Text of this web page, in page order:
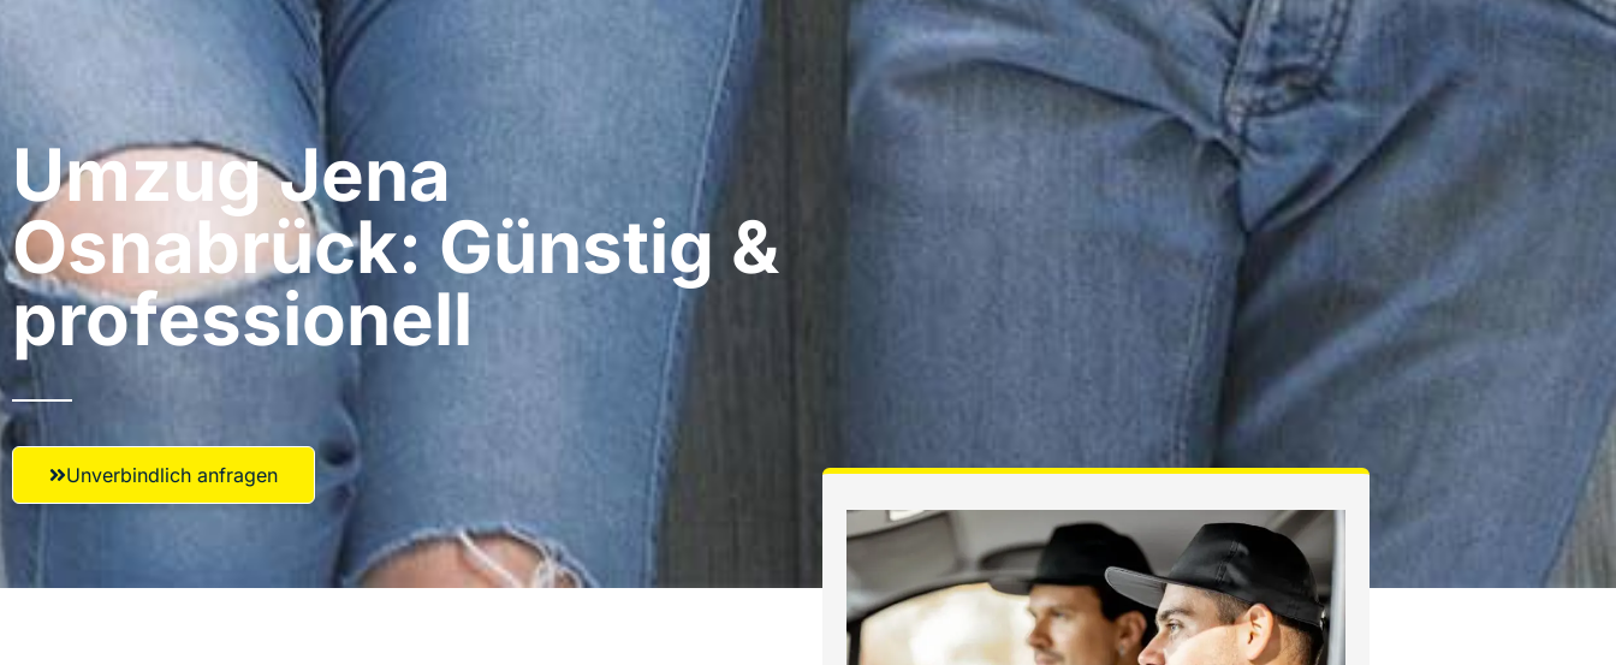
Umzug Jena​
Osnabrück: Günstig &
professionell​
Unverbindlich anfragen